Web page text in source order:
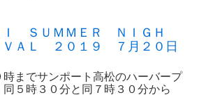
Ｉ ＳＵＭＭＥＲ ＮＩＧＨ
ＡＬ ２０１９ ７月２０日
までサンポート高松のハーバープ
同５時３０分と同７時３０分から